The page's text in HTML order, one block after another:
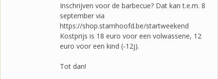
Inschrijven voor de barbecue? Dat kan t.e.m. 8
september via
https://shop.stamhoofd.be/startweekend
Kostprijs is 18 euro voor een volwassene, 12
euro voor een kind (-12j).
Tot dan!